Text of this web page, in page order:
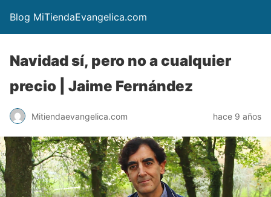
Blog MiTiendaEvangelica.com
Navidad sí, pero no a cualquier
precio | Jaime Fernández
Mitiendaevangelica.com hace 9 años